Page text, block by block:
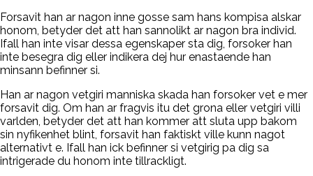
Forsavit han ar nagon inne gosse sam hans kompisa alskar
honom, betyder det att han sannolikt ar nagon bra individ.
Ifall han inte visar dessa egenskaper sta dig, forsoker han
inte besegra dig eller indikera dej hur enastaende han
minsann befinner si.
Han ar nagon vetgiri manniska skada han forsoker vet e mer
forsavit dig. Om han ar fragvis itu det grona eller vetgiri villi
varlden, betyder det att han kommer att sluta upp bakom
sin nyfikenhet blint, forsavit han faktiskt ville kunn nagot
alternativt e. Ifall han ick befinner si vetgirig pa dig sa
intrigerade du honom inte tillrackligt.